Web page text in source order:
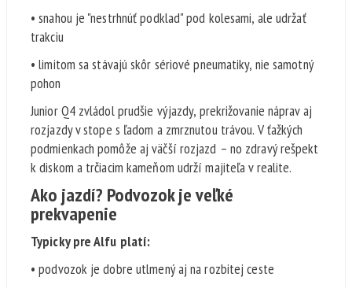
• snahou je "nestrhnúť podklad" pod kolesami, ale udržať
trakciu
• limitom sa stávajú skôr sériové pneumatiky, nie samotný
pohon
Junior Q4 zvládol prudšie výjazdy, prekrižovanie náprav aj
rozjazdy v stope s ľadom a zmrznutou trávou. V ťažkých
podmienkach pomôže aj väčší rozjazd – no zdravý rešpekt
k diskom a trčiacim kameňom udrží majiteľa v realite.
Ako jazdí? Podvozok je veľké
prekvapenie
Typicky pre Alfu platí:
• podvozok je dobre utlmený aj na rozbitej ceste